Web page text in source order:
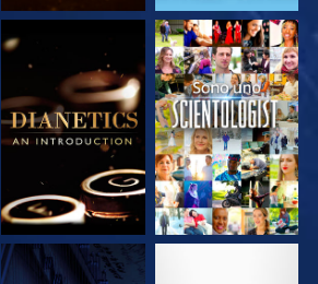
ESPLORA LE
SERIE
GUARDA